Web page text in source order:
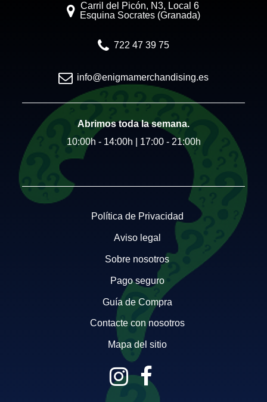
Carril del Picón, N3, Local 6
Esquina Socrates (Granada)
722 47 39 75
info@enigmamerchandising.es
Abrimos toda la semana.
10:00h - 14:00h | 17:00 - 21:00h
Política de Privacidad
Aviso legal
Sobre nosotros
Pago seguro
Guía de Compra
Contacte con nosotros
Mapa del sitio